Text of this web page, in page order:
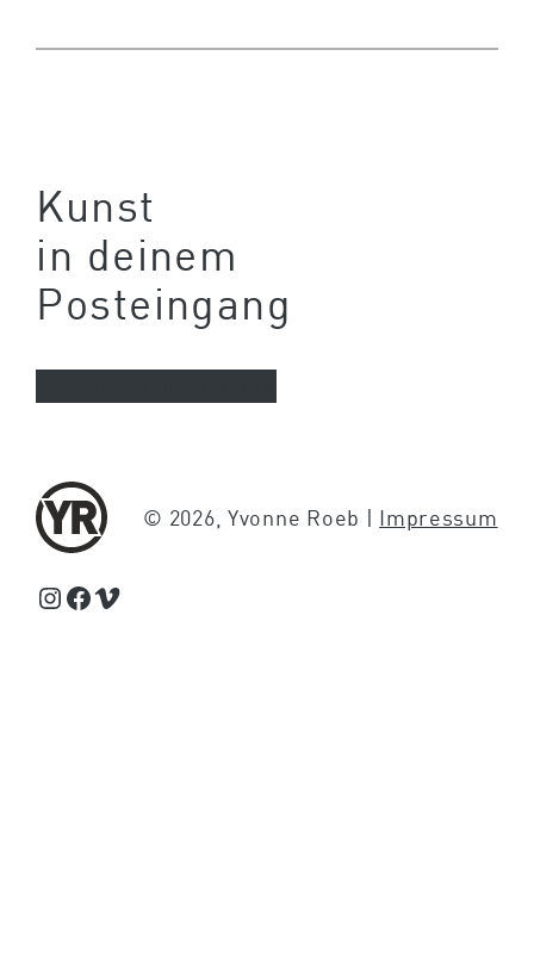
Kunst
in deinem
Posteingang
© 2026, Yvonne Roeb | Impressum
Schaue Feed, Reels und Storys auf Instagram von Yvonne Roeb
Facebook
Schaue Videos auf Vimeo über Yvonne Roeb